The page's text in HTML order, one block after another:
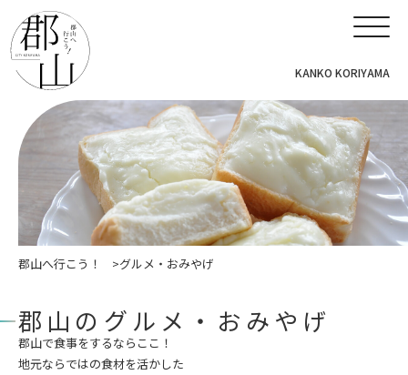
KANKO KORIYAMA
郡山へ行こう！ グルメ・おみやげ
郡山のグルメ・おみやげ
郡山で食事をするならここ！
地元ならではの食材を活かした